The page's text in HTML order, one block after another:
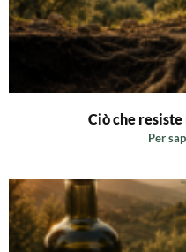
Ciò che resiste
Per